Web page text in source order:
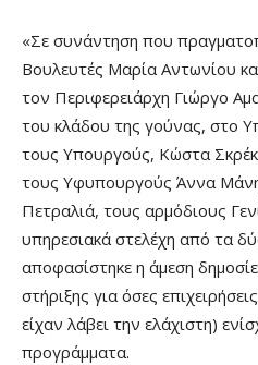
«Σε συνάντηση που
Βουλευτές Μαρία Αντωνίου
τον Περιφερειάρχη Γιώργο
του κλάδου της γούνας, στο
τους Υπουργούς, Κώστα
τους Υφυπουργούς Άννα
Πετραλιά, τους αρμόδιους
υπηρεσιακά στελέχη από τα
αποφασίστηκε η άμεση
στήριξης για όσες
είχαν λάβει την ελάχιστη)
προγράμματα.